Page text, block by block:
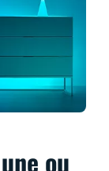
ou